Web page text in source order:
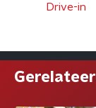
Drive-in